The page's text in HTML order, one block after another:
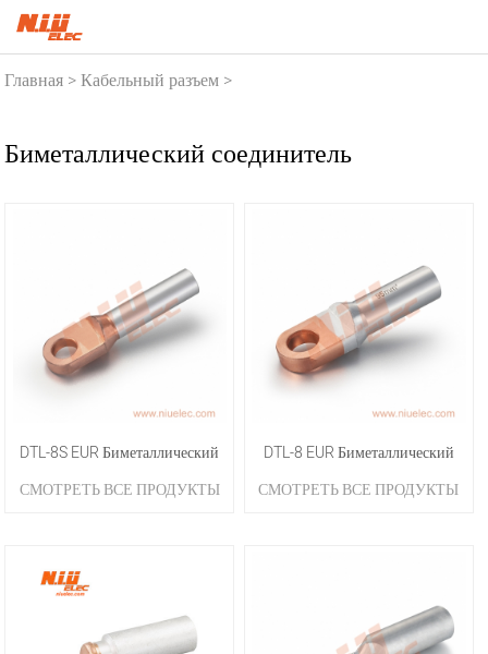
Главная >Кабельный разъем >
Биметаллический соединитель
DTL-8S EUR Биметаллический
обжимной наконечник
СМОТРЕТЬ ВСЕ ПРОДУКТЫ
DTL-8 EUR Биметаллический
обжимной наконечник
СМОТРЕТЬ ВСЕ ПРОДУКТЫ